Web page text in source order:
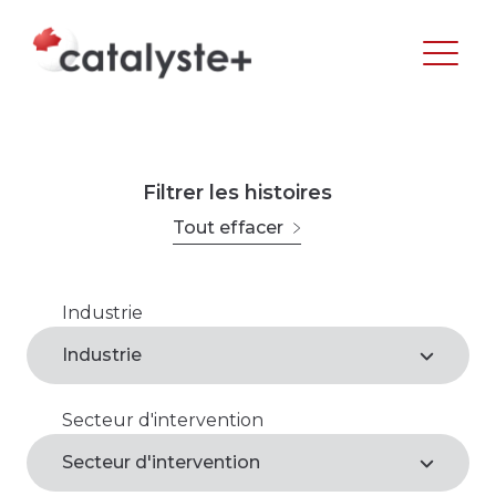
Filtrer les histoires
Tout effacer
Industrie
Industrie
Agroalimentaire
Arts, loisirs et culture
Secteur d'intervention
Secteur d'intervention
Agroalimentaire*